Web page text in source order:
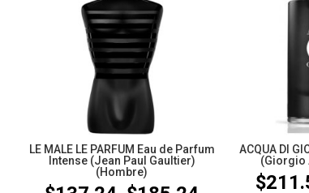
LE MALE LE PARFUM Eau de Parfum
Intense (Jean Paul Gaultier)
(Hombre)
ACQUA DI
(Giorgio
$